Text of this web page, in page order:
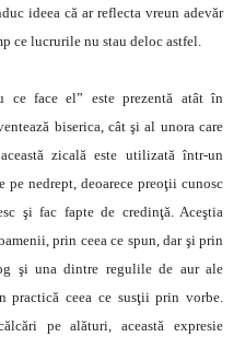
ideea că ar reflecta vreun adevăr
ce lucrurile nu stau deloc astfel.
ce face el” este prezentă atât în
biserica, cât şi al unora care
zicală este utilizată într-un
nedrept, deoarece preoţii cunosc
şi fac fapte de credinţă. Aceştia
prin ceea ce spun, dar şi prin
şi una dintre regulile de aur ale
practică ceea ce susţii prin vorbe.
pe alături, această expresie